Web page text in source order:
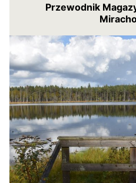
Przewodnik